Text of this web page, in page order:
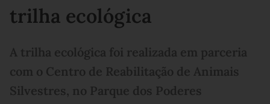
trilha ecológica
A trilha ecológica foi realizada em parceria
com o Centro de Reabilitação de Animais
Silvestres, no Parque dos Poderes